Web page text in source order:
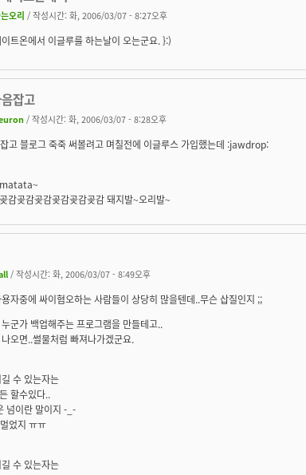
오리 / 작성시간: 화, 2006/03/07 - 8:27오후
트온에서 이글루를 하는날이 오는군요. }:)
잡고
/ 작성시간: 화, 2006/03/07 - 8:28오후
고 블로그 죽죽 써볼려고 며칠전에 이글루스 가입했는데 :jawdrop:
감곶감곶감곶감곶감곶감 돼지발~오리발~
/ 작성시간: 화, 2006/03/07 - 8:49오후
자중에 싸이혐오하는 사람들이 상당히 많을텐데..무슨 삽질인지 ;;
군가 백업해주는 프로그램을 만들테고..
오면..썰물처럼 빠져나가겠군요.
수 있는자는
할수있다..
넘이란 말이지 -_-
었지 ㅠㅠ
수 있는자는